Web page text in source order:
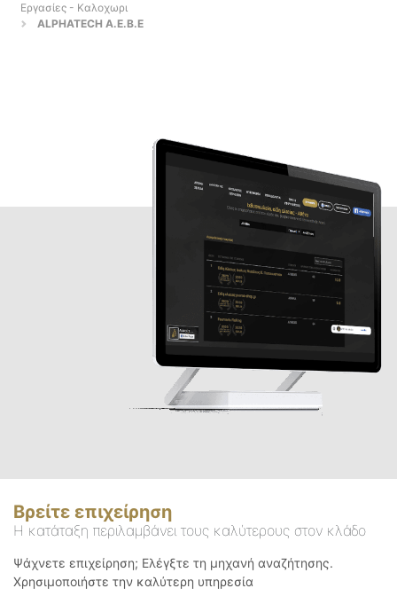
Εργασίες - Καλοχωρι
ALPHATECH A.E.B.E
Βρείτε επιχείρηση
Η κατάταξη περιλαμβάνει τους καλύτερους στον κλάδο
Ψάχνετε επιχείρηση; Ελέγξτε τη μηχανή αναζήτησης.
Χρησιμοποιήστε την καλύτερη υπηρεσία